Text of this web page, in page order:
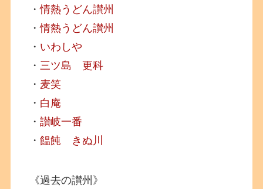
・情熱うどん讃州
・情熱うどん讃州
・ いわしや
・ 三ツ島 更科
・ 麦笑
・ 白庵
・讃岐一番
・饂飩 きぬ川
《過去の讃州》